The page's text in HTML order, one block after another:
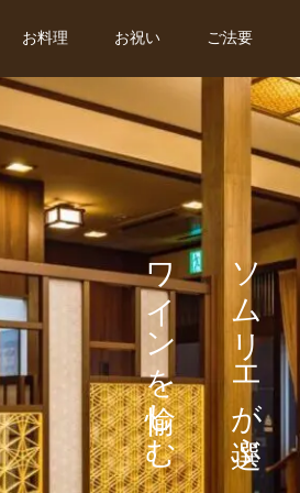
お料理 お祝い ご法要
ソムリエが選ぶ
ワインを愉しむ